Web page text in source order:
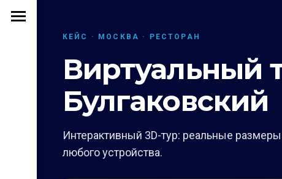
КЕЙС · МОСКВА · РЕСТОРАН
Виртуальный
Булгаковский
Интерактивный 3D-тур: реальные
любого устройства.